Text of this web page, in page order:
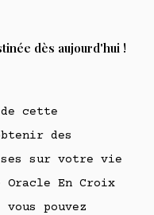
dès aujourd'hui !
cette
des
sur votre vie
En Croix
pouvez